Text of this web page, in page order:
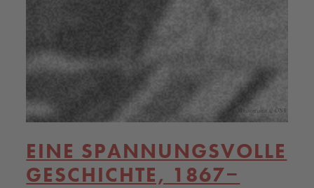
Ministerialrat © ÖNB
EINE SPANNUNGSVOLLE
GESCHICHTE, 1867‒